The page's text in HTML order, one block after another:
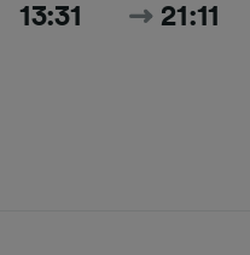
13:31 21:11